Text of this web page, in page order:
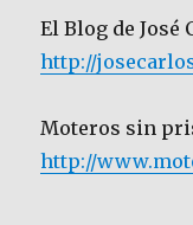
El Blog de José
http://
Moteros sin
http://